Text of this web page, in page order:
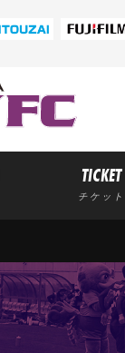
TICKET
チケット